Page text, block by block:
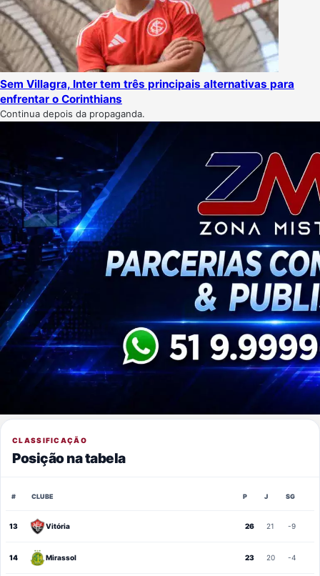
Sem Villagra, Inter tem três principais alternativas para
enfrentar o Corinthians
Continua depois da propaganda.
CLASSIFICAÇÃO
Posição na tabela
# CLUBE P J SG
13 Vitória 26 21 -9
14 Mirassol 23 20 -4